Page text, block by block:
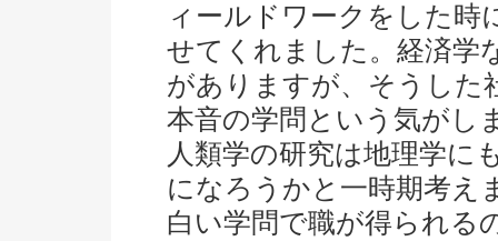
ィールドワークをした時
せてくれました。経済学
がありますが、そうした
本音の学問という気がし
人類学の研究は地理学に
になろうかと一時期考え
白い学問で職が得られる